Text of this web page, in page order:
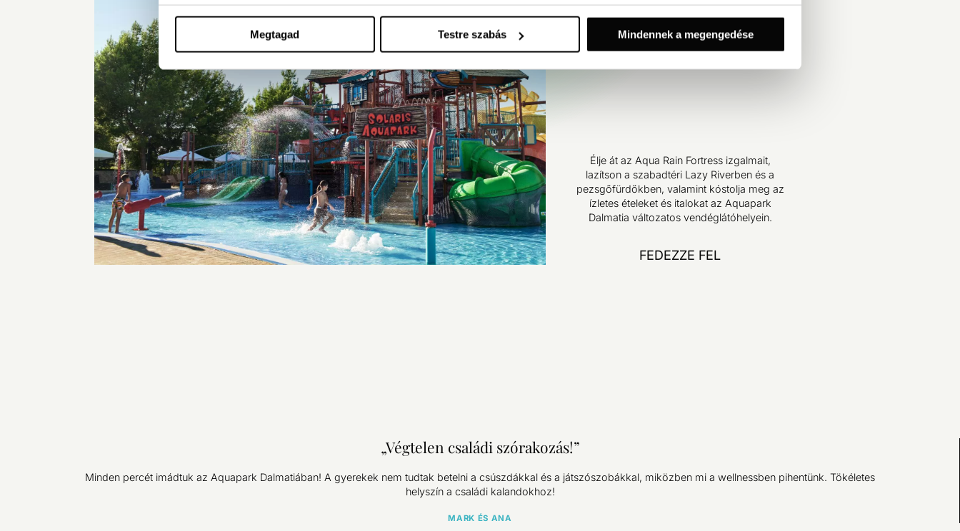
Megtagad Testre szabás Mindennek a megengedése
Élje át az Aqua Rain Fortress izgalmait,
lazítson a szabadtéri Lazy Riverben és a
pezsgőfürdőkben, valamint kóstolja meg az
ízletes ételeket és italokat az Aquapark
Dalmatia változatos vendéglátóhelyein.
FEDEZZE FEL
„Végtelen családi szórakozás!”
Minden percét imádtuk az Aquapark Dalmatiában! A gyerekek nem tudtak betelni a csúszdákkal és a játszószobákkal, miközben mi a wellnessben pihentünk. Tökéletes
helyszín a családi kalandokhoz!
MARK ÉS ANA